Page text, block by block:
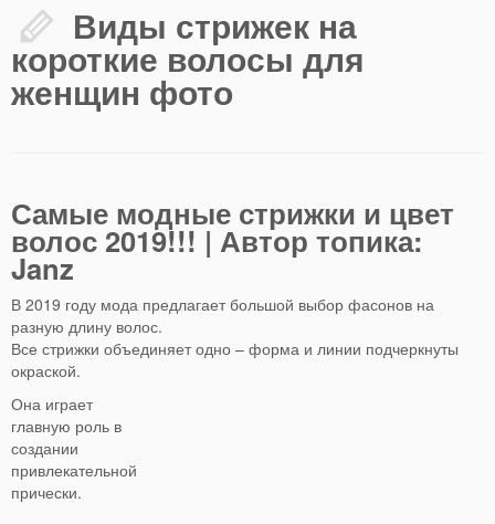
Виды стрижек на
короткие волосы для
женщин фото
Самые модные стрижки и цвет
волос 2019!!! | Автор топика:
Janz
В 2019 году мода предлагает большой выбор фасонов на
разную длину волос.
Все стрижки объединяет одно – форма и линии подчеркнуты
окраской.
Она играет
главную роль в
создании
привлекательной
прически.